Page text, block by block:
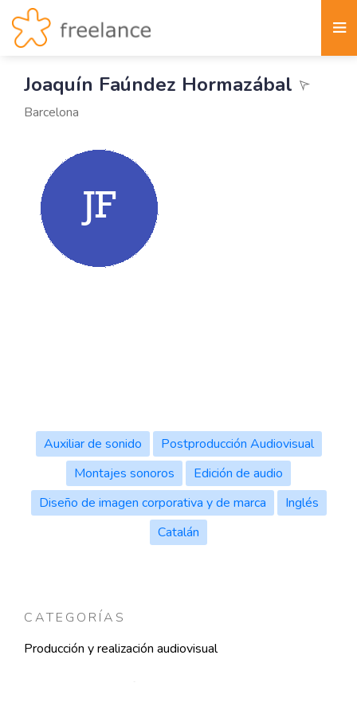
Joaquín Faúndez Hormazábal
Barcelona
Auxiliar de sonido
Postproducción Audiovisual
Montajes sonoros
Edición de audio
Diseño de imagen corporativa y de marca
Inglés
Catalán
CATEGORÍAS
Producción y realización audiovisual